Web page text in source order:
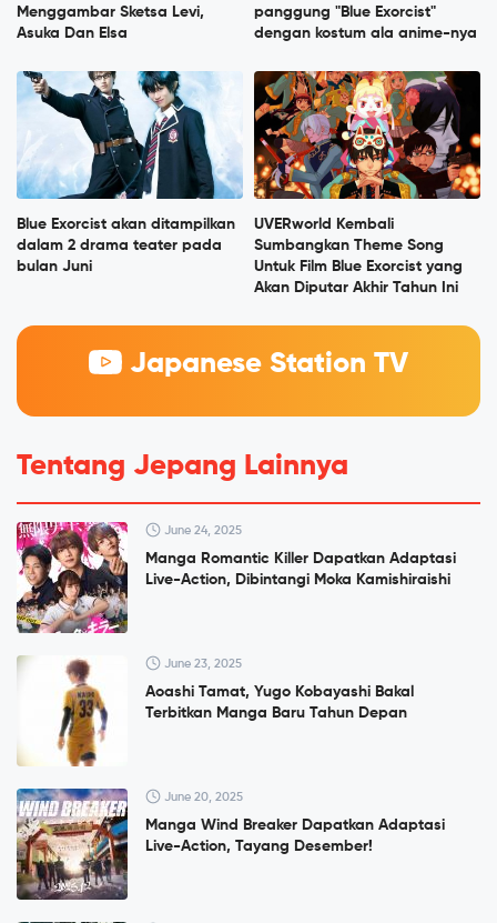
Menggambar Sketsa Levi,
Asuka Dan Elsa
panggung "Blue Exorcist"
dengan kostum ala anime-nya
Blue Exorcist akan ditampilkan
dalam 2 drama teater pada
bulan Juni
UVERworld Kembali
Sumbangkan Theme Song
Untuk Film Blue Exorcist yang
Akan Diputar Akhir Tahun Ini
Japanese Station TV
Tentang Jepang Lainnya
June 24, 2025
Manga Romantic Killer Dapatkan Adaptasi
Live-Action, Dibintangi Moka Kamishiraishi
June 23, 2025
Aoashi Tamat, Yugo Kobayashi Bakal
Terbitkan Manga Baru Tahun Depan
June 20, 2025
Manga Wind Breaker Dapatkan Adaptasi
Live-Action, Tayang Desember!